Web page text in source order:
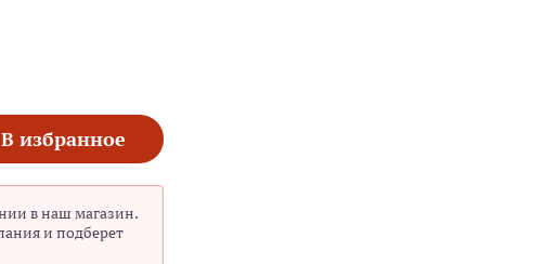
В избранное
в наш магазин.
и подберет